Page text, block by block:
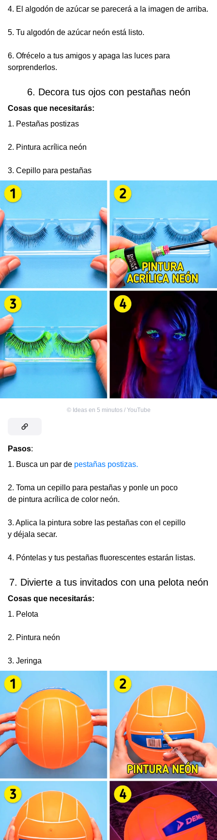
4. El algodón de azúcar se parecerá a la imagen de arriba.
5. Tu algodón de azúcar neón está listo.
6. Ofrécelo a tus amigos y apaga las luces para
sorprenderlos.
6. Decora tus ojos con pestañas neón
Cosas que necesitarás:
1. Pestañas postizas
2. Pintura acrílica neón
3. Cepillo para pestañas
© Ideas en 5 minutos / YouTube
Pasos:
1. Busca un par de pestañas postizas.
2. Toma un cepillo para pestañas y ponle un poco
de pintura acrílica de color neón.
3. Aplica la pintura sobre las pestañas con el cepillo
y déjala secar.
4. Póntelas y tus pestañas fluorescentes estarán listas.
7. Divierte a tus invitados con una pelota neón
Cosas que necesitarás:
1. Pelota
2. Pintura neón
3. Jeringa